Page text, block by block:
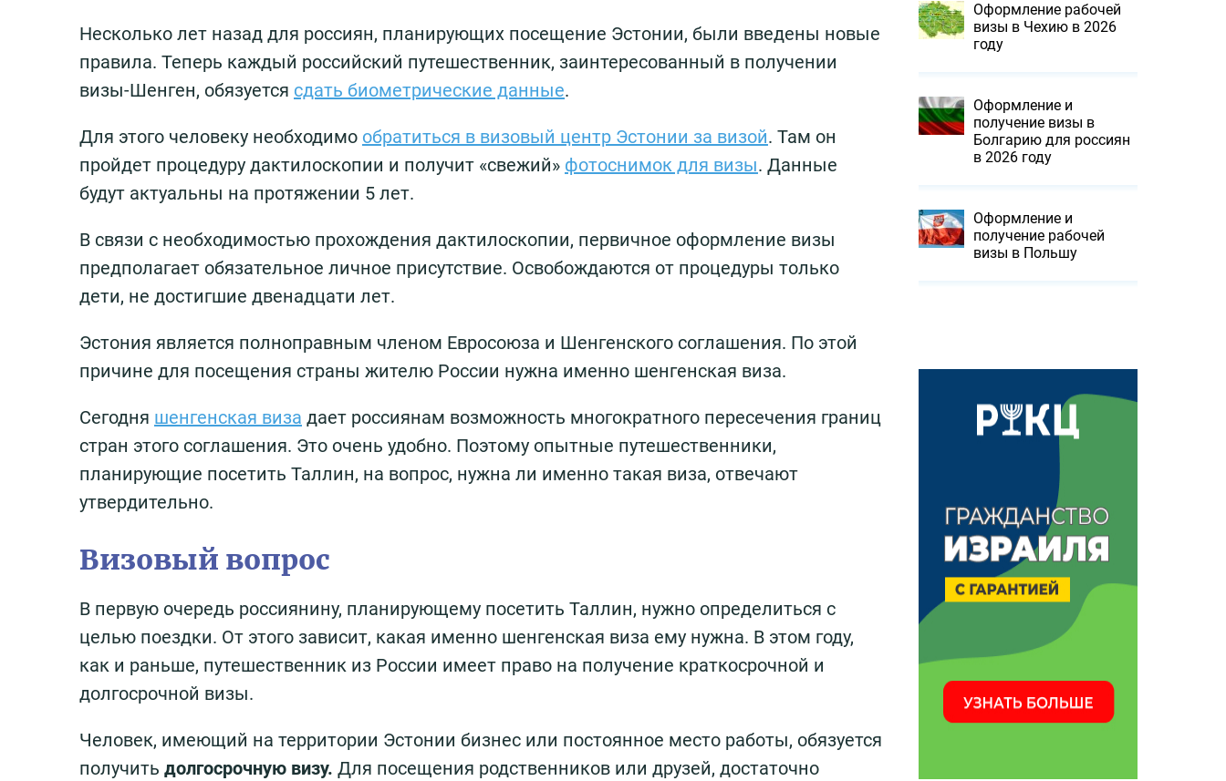
Несколько лет назад для россиян, планирующих посещение Эстонии, были введены новые
правила. Теперь каждый российский путешественник, заинтересованный в получении
визы-Шенген, обязуется сдать биометрические данные.
Для этого человеку необходимо обратиться в визовый центр Эстонии за визой. Там он
пройдет процедуру дактилоскопии и получит «свежий» фотоснимок для визы. Данные
будут актуальны на протяжении 5 лет.
В связи с необходимостью прохождения дактилоскопии, первичное оформление визы
предполагает обязательное личное присутствие. Освобождаются от процедуры только
дети, не достигшие двенадцати лет.
Эстония является полноправным членом Евросоюза и Шенгенского соглашения. По этой
причине для посещения страны жителю России нужна именно шенгенская виза.
Сегодня шенгенская виза дает россиянам возможность многократного пересечения границ
стран этого соглашения. Это очень удобно. Поэтому опытные путешественники,
планирующие посетить Таллин, на вопрос, нужна ли именно такая виза, отвечают
утвердительно.
Визовый вопрос
В первую очередь россиянину, планирующему посетить Таллин, нужно определиться с
целью поездки. От этого зависит, какая именно шенгенская виза ему нужна. В этом году,
как и раньше, путешественник из России имеет право на получение краткосрочной и
долгосрочной визы.
Человек, имеющий на территории Эстонии бизнес или постоянное место работы, обязуется
получить долгосрочную визу. Для посещения родственников или друзей, достаточно
Оформление рабочей
визы в Чехию в 2026
году
Оформление и
получение визы в
Болгарию для россиян
в 2026 году
Оформление и
получение рабочей
визы в Польшу